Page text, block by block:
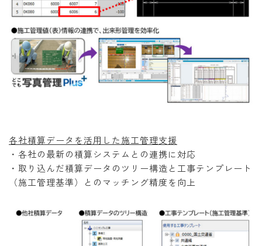
各社積算データを活用した施工管理支援
・各社の最新の積算システムとの連携に対応
・取り込んだ積算データのツリー構造と工事テンプレート
（施工管理基準）とのマッチング精度を向上